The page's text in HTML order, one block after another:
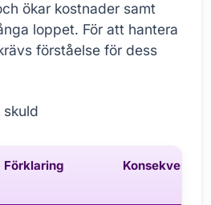
ökar kostnader samt
loppet. För att hantera
förståelse för dess
skuld
Förklaring Konsekvenser